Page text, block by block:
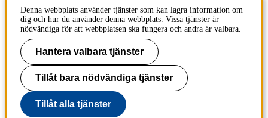
Jobba på KTH
Press och media
Faktura och betalning KTH
Om KTH:s webbplatser
Tillgänglighetsredogörelse
Denna webbplats använder tjänster som kan lagra information om
dig och hur du använder denna webbplats. Vissa tjänster är
nödvändiga för att webbplatsen ska fungera och andra är valbara.
Hantera valbara tjänster
Tillåt bara nödvändiga tjänster
Tillåt alla tjänster